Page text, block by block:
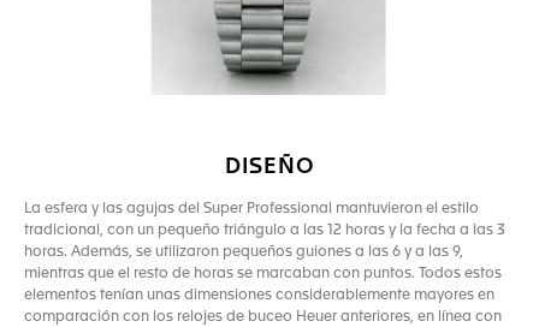
DISEÑO
La esfera y las agujas del Super Professional mantuvieron el estilo
tradicional, con un pequeño triángulo a las 12 horas y la fecha a las 3
horas. Además, se utilizaron pequeños guiones a las 6 y a las 9,
mientras que el resto de horas se marcaban con puntos. Todos estos
elementos tenían unas dimensiones considerablemente mayores en
comparación con los relojes de buceo Heuer anteriores, en línea con